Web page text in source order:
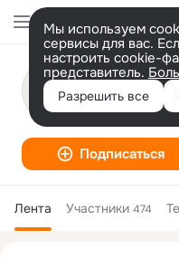
Мы используем
сервисы для вас.
настроить cookie-
представитель.
Разрешить все
КЧФ малые
Военное
Подписаться
Лента Участники 474